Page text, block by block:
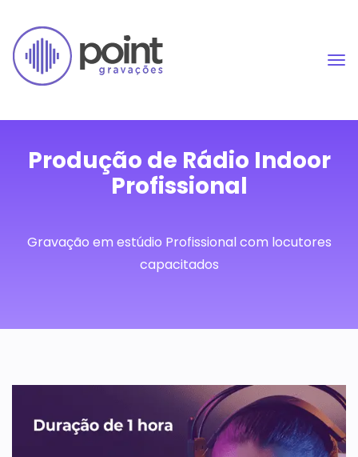
Produção de Rádio Indoor
Profissional
Gravação em estúdio Profissional com locutores
capacitados